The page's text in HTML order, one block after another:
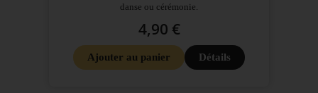
danse ou cérémonie.
4,90 €
Ajouter au panier Détails